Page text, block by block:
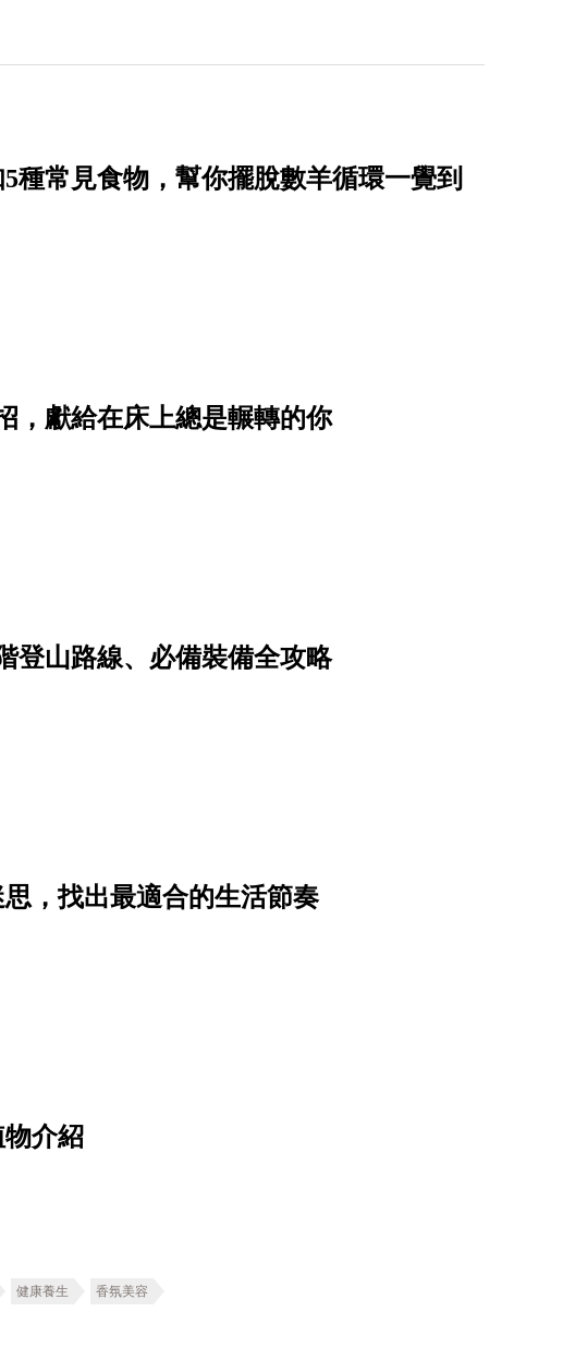
種常見食物，幫你擺脫數羊循環一覺到
，獻給在床上總是輾轉的你
登山路線、必備裝備全攻略
，找出最適合的生活節奏
介紹
健康養生 香氛美容